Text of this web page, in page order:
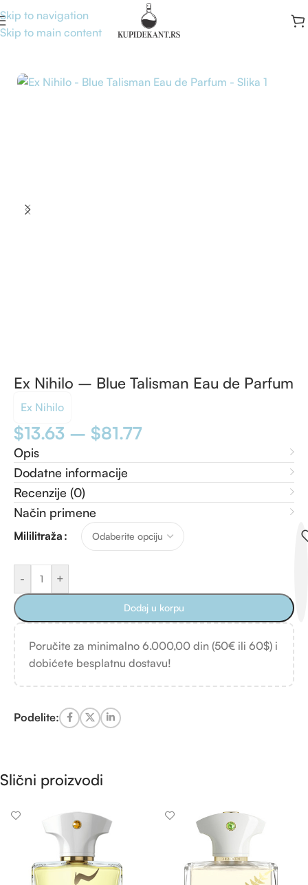
Skip to navigation
Skip to main content
Početna/Brand
Ex Nihilo – Blue Talisman Eau de Parfum
Ex Nihilo
$13.63 – $81.77
Opis
Dodatne informacije
Recenzije (0)
Način primene
Mililitraža
- +
Dodaj u korpu
Poručite za minimalno 6.000,00 din (50€ ili 60$) i
dobićete besplatnu dostavu!
Podelite:
Slični proizvodi